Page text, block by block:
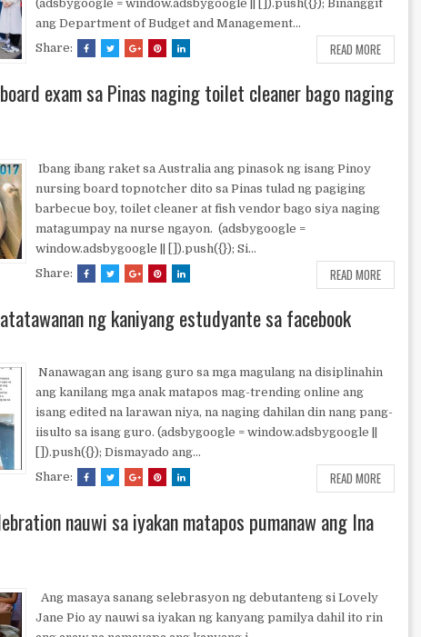
(adsbygoogle = window.adsbygoogle || []).push({}); Binanggit
ang Department of Budget and Management...
Share:
READ MORE
exam sa Pinas naging toilet cleaner bago naging
Ibang ibang raket sa Australia ang pinasok ng isang Pinoy
nursing board topnotcher dito sa Pinas tulad ng pagiging
barbecue boy, toilet cleaner at fish vendor bago siya naging
matagumpay na nurse ngayon. (adsbygoogle =
window.adsbygoogle || []).push({}); Si...
Share:
READ MORE
ng kaniyang estudyante sa facebook
Nanawagan ang isang guro sa mga magulang na disiplinahin
ang kanilang mga anak matapos mag-trending online ang
isang edited na larawan niya, na naging dahilan din nang pang-
iisulto sa isang guro. (adsbygoogle = window.adsbygoogle ||
[]).push({}); Dismayado ang...
Share:
READ MORE
nauwi sa iyakan matapos pumanaw ang Ina
Ang masaya sanang selebrasyon ng debutanteng si Lovely
Jane Pio ay nauwi sa iyakan ng kanyang pamilya dahil ito rin